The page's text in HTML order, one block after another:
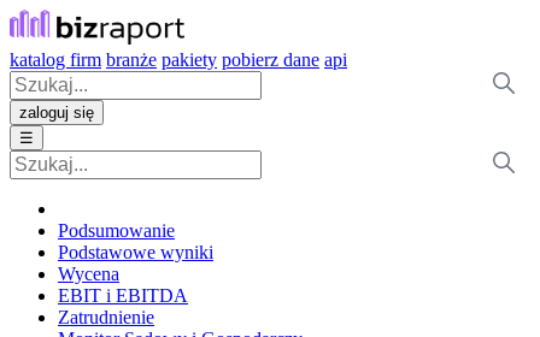
katalog firm branże pakiety pobierz dane api
zaloguj się
☰
Podsumowanie
Podstawowe wyniki
Wycena
EBIT i EBITDA
Zatrudnienie